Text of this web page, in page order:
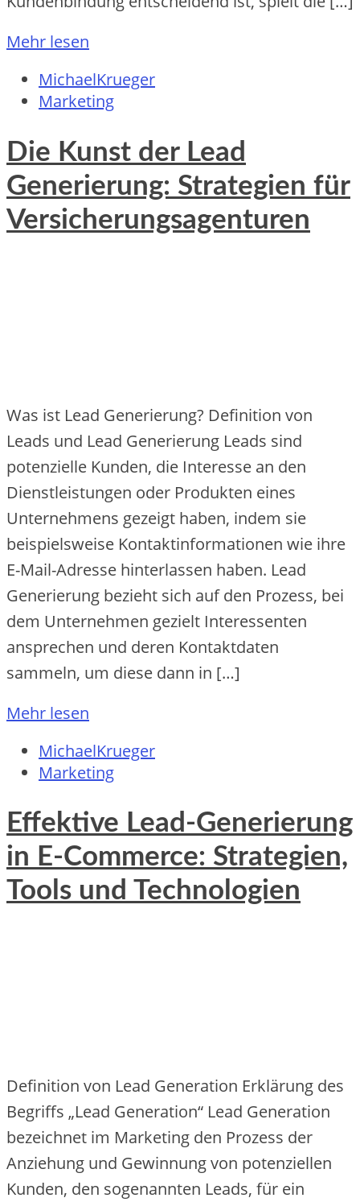
Mehr lesen
MichaelKrueger
Marketing
Die Kunst der Lead
Generierung: Strategien für
Versicherungsagenturen
Was ist Lead Generierung? Definition von
Leads und Lead Generierung Leads sind
potenzielle Kunden, die Interesse an den
Dienstleistungen oder Produkten eines
Unternehmens gezeigt haben, indem sie
beispielsweise Kontaktinformationen wie ihre
E-Mail-Adresse hinterlassen haben. Lead
Generierung bezieht sich auf den Prozess, bei
dem Unternehmen gezielt Interessenten
ansprechen und deren Kontaktdaten
sammeln, um diese dann in […]
Mehr lesen
MichaelKrueger
Marketing
Effektive Lead-Generierung
in E-Commerce: Strategien,
Tools und Technologien
Definition von Lead Generation Erklärung des
Begriffs „Lead Generation“ Lead Generation
bezeichnet im Marketing den Prozess der
Anziehung und Gewinnung von potenziellen
Kunden, den sogenannten Leads, für ein